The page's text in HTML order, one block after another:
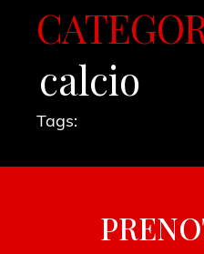
calcio
Tags: